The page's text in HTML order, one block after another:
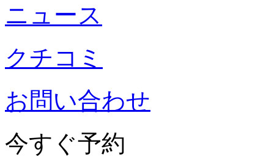
ニュース
クチコミ
お問い合わせ
今すぐ予約